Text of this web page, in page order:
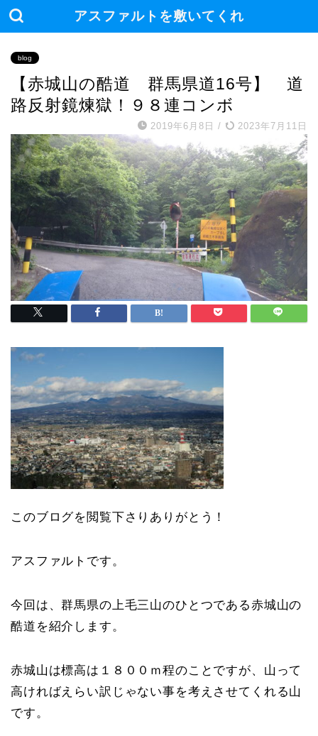
アスファルトを敷いてくれ
blog
【赤城山の酷道 群馬県道16号】 道
路反射鏡煉獄！９８連コンボ
2019年6月8日 / 2023年7月11日
このブログを閲覧下さりありがとう！
アスファルトです。
今回は、群馬県の上毛三山のひとつである赤城山の
酷道を紹介します。
赤城山は標高は１８００ｍ程のことですが、山って
高ければえらい訳じゃない事を考えさせてくれる山
です。